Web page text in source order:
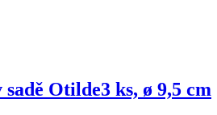
sadě Otilde3 ks, ø 9,5 cm